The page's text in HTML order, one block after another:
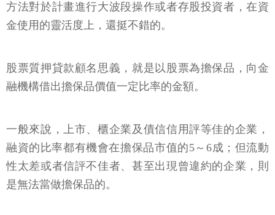
方法對於計畫進行大波段操作或者存股投資者，在資
金使用的靈活度上，還挺不錯的。
股票質押貸款顧名思義，就是以股票為擔保品，向金
融機構借出擔保品價值一定比率的金額。
一般來說，上市、櫃企業及債信信用評等佳的企業，
融資的比率都有機會在擔保品市值的5～6成；但流動
性太差或者信評不佳者、甚至出現曾違約的企業，則
是無法當做擔保品的。